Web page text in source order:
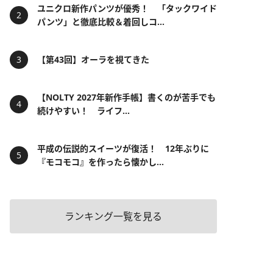
ユニクロ新作パンツが優秀！ 「タックワイド
パンツ」と徹底比較＆着回しコ...
【第43回】オーラを視てきた
【NOLTY 2027年新作手帳】書くのが苦手でも
続けやすい！ ライフ...
平成の伝説的スイーツが復活！ 12年ぶりに
『モコモコ』を作ったら懐かし...
ランキング一覧を見る